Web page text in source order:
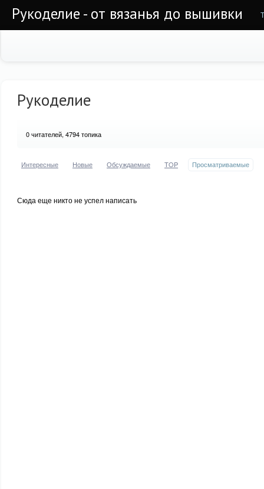
Рукоделие - от вязанья до вышивки
Рукоделие
0читателей, 4794 топика
Интересные Новые Обсуждаемые TOP Просматриваемые
Сюда еще никто не успел написать